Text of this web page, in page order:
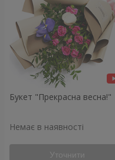
Букет "Прекрасна весна!"
Немає в наявності
Уточнити